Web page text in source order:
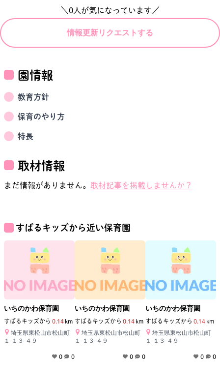
＼ 0人が気になっています／
情報更新リクエストする
園情報
教育方針
保育のやり方
特長
取材情報
まだ情報がありません。 取材記事を掲載しませんか？
すばるキッズから近い保育園
いちのかわ保育園
すばるキッズから 0.14 km
埼玉県東松山市松山町
１‐１３‐４９
0 0
いちのかわ保育園
すばるキッズから 0.14 km
埼玉県東松山市松山町
１‐１３‐４９
0 0
いちのかわ保育園
すばるキッズから 0.14 km
埼玉県東松山市松山町
１‐１３‐４９
0 0